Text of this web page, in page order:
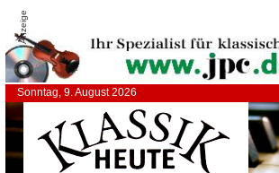
Anzeige
Sonntag, 9. August 2026